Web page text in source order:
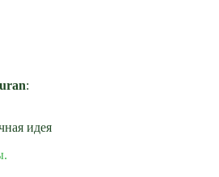
:
идея